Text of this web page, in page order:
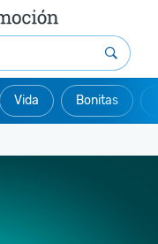
Vida Bonitas